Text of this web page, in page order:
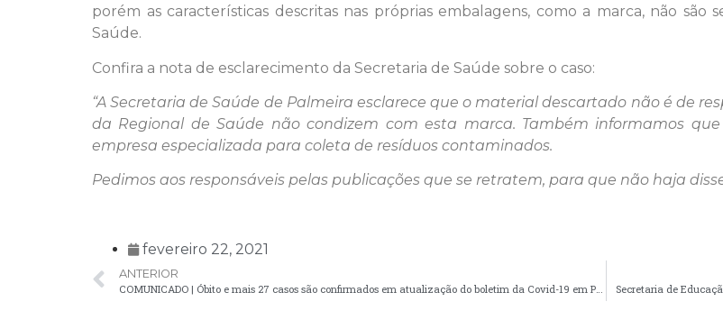
porém as características descritas nas próprias embalagens, como a marca, não são
Saúde.
Confira a nota de esclarecimento da Secretaria de Saúde sobre o caso:
“A Secretaria de Saúde de Palmeira esclarece que o material descartado não é de
da Regional de Saúde não condizem com esta marca. Também informamos
empresa especializada para coleta de resíduos contaminados.
Pedimos aos responsáveis pelas publicações que se retratem, para que não haja
fevereiro 22, 2021
ANTERIOR
COMUNICADO | Óbito e mais 27 casos são confirmados em atualização do boletim da Covid-19 em Palmeira
Secretaria de